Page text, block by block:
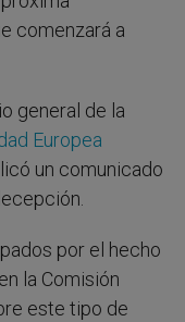
comenzará a
general de la
Europea
un comunicado
por el hecho
la Comisión
este tipo de